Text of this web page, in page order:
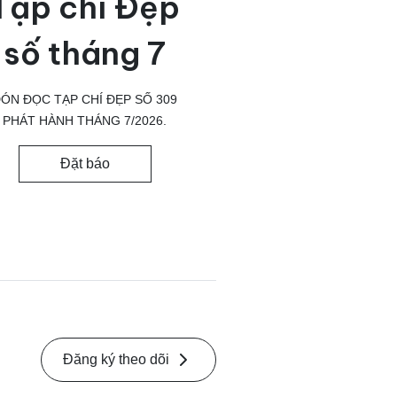
số tháng 7
ĐỌC TẠP CHÍ ĐẸP SỐ 309
PHÁT HÀNH THÁNG 7/2026.
Đặt báo
Đăng ký theo dõi